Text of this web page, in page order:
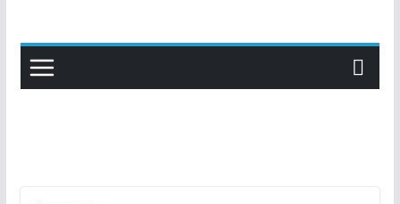
content